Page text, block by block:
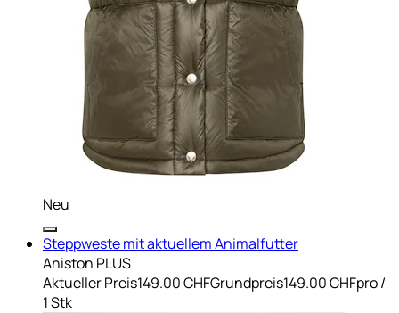
Neu
Steppweste mit aktuellem Animalfutter
Aniston PLUS
Aktueller Preis149.00 CHFGrundpreis149.00 CHFpro/
1 Stk